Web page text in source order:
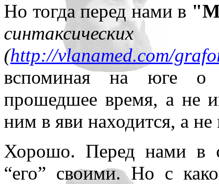
Но тогда перед нами в
(http://vlanamed.com/
вспоминая на юге о
прошедшее время, а не
ним в яви находится, а
Хорошо. Перед нами в
“его” своими. Но с